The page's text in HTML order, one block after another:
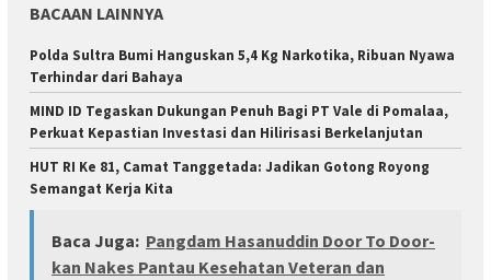
BACAAN LAINNYA
Polda Sultra Bumi Hanguskan 5,4 Kg Narkotika, Ribuan Nyawa
Terhindar dari Bahaya
MIND ID Tegaskan Dukungan Penuh Bagi PT Vale di Pomalaa,
Perkuat Kepastian Investasi dan Hilirisasi Berkelanjutan
HUT RI Ke 81, Camat Tanggetada: Jadikan Gotong Royong
Semangat Kerja Kita
Baca Juga: Pangdam Hasanuddin Door To Door-
kan Nakes Pantau Kesehatan Veteran dan